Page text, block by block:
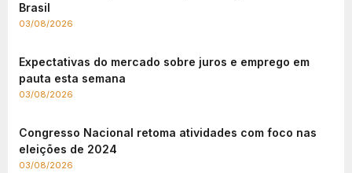
Brasil
03/08/2026
Expectativas do mercado sobre juros e emprego em
pauta esta semana
03/08/2026
Congresso Nacional retoma atividades com foco nas
eleições de 2024
03/08/2026